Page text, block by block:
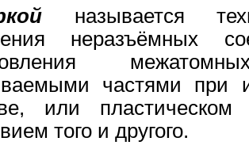
называется
неразъёмных
частями
или
того и другого.